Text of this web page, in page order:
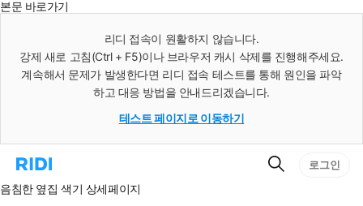
본문 바로가기
리디 접속이 원활하지 않습니다.
강제 새로 고침(Ctrl + F5)이나 브라우저 캐시 삭제를 진행해주세요.
계속해서 문제가 발생한다면 리디 접속 테스트를 통해 원인을 파악
하고 대응 방법을 안내드리겠습니다.
테스트 페이지로 이동하기
리
홈
검
로그인
음침한 옆집 색기 상세페이지